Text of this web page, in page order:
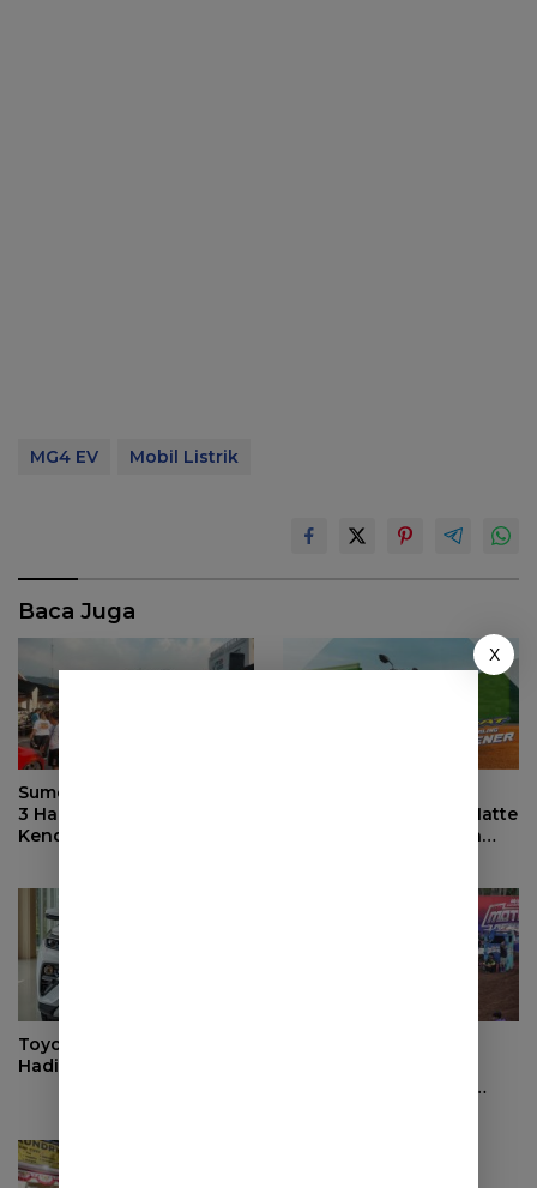
MG4 EV Mobil Listrik
Baca Juga
Sumedang Auto Fest Vol.
3 Hadirkan Ratusan
Kendaraan Unik,
dengan Warna Baru Matte
Brown dan Fitur Lebih
Toyota Kijang Super 2026
Hadir Lebih Modern
X